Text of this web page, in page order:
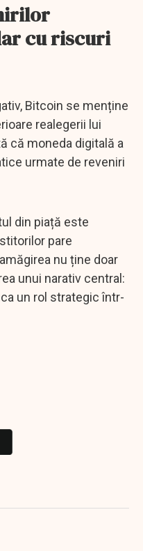
cu riscuri
Bitcoin se menține
realegerii lui
că moneda digitală a
urmate de reveniri
din piață este
pare
nu ține doar
unui narativ central:
un rol strategic într-